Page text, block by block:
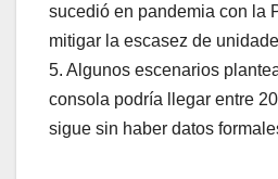
sucedió en pandemia con la
mitigar la escasez de
5. Algunos escenarios
consola podría llegar entre
sigue sin haber datos